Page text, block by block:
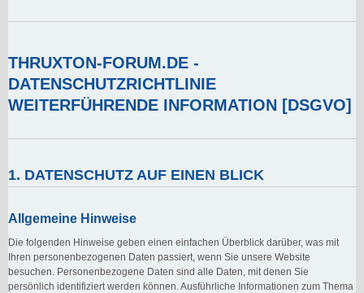
THRUXTON-FORUM.DE -
DATENSCHUTZRICHTLINIE
WEITERFÜHRENDE INFORMATION [DSGVO]
1. DATENSCHUTZ AUF EINEN BLICK
Allgemeine Hinweise
Die folgenden Hinweise geben einen einfachen Überblick darüber, was mit
Ihren personenbezogenen Daten passiert, wenn Sie unsere Website
besuchen. Personenbezogene Daten sind alle Daten, mit denen Sie
persönlich identifiziert werden können. Ausführliche Informationen zum Thema